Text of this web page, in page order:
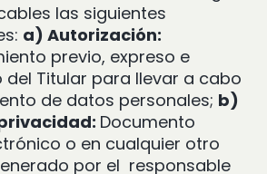
las siguientes
a) Autorización:
previo, expreso e
Titular para llevar a cabo
de datos personales; b)
Documento
o en cualquier otro
por el responsable